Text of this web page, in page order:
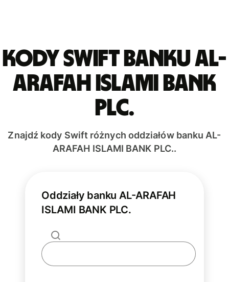
Kody Swift banku AL-
ARAFAH ISLAMI BANK
PLC.
Znajdź kody Swift różnych oddziałów banku AL-
ARAFAH ISLAMI BANK PLC..
Oddziały banku AL-ARAFAH
ISLAMI BANK PLC.